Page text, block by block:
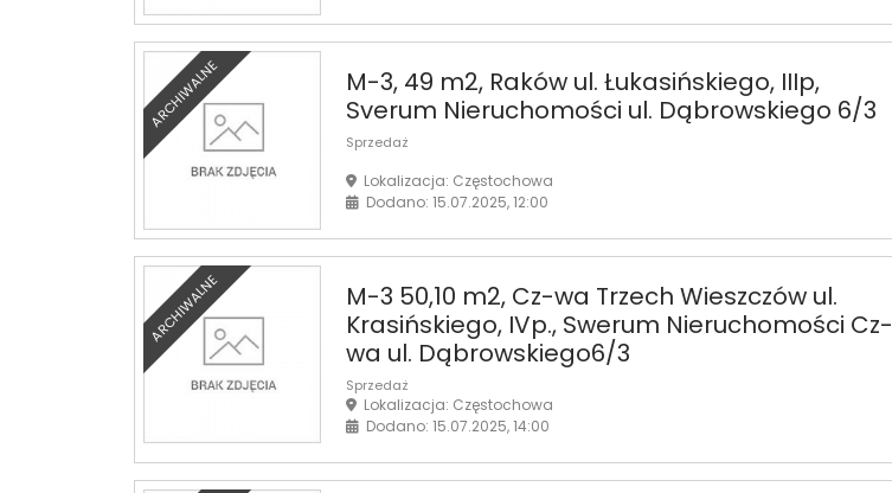
ARCHIWALNE
M-3, 49 m2, Raków ul. Łukasińskiego, IIIp,
Sverum Nieruchomości ul. Dąbrowskiego 6/3
Sprzedaż
Lokalizacja: Częstochowa
Dodano: 15.07.2025, 12:00
ARCHIWALNE
M-3 50,10 m2, Cz-wa Trzech Wieszczów ul.
Krasińskiego, IVp., Swerum Nieruchomości Cz-
wa ul. Dąbrowskiego6/3
Sprzedaż
Lokalizacja: Częstochowa
Dodano: 15.07.2025, 14:00